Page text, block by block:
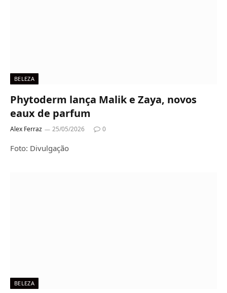
BELEZA
Phytoderm lança Malik e Zaya, novos
eaux de parfum
Alex Ferraz 25/05/2026 0
Foto: Divulgação
BELEZA